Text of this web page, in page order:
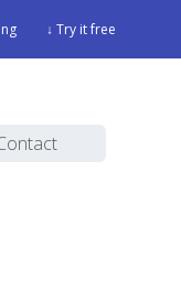
↓ Try it free